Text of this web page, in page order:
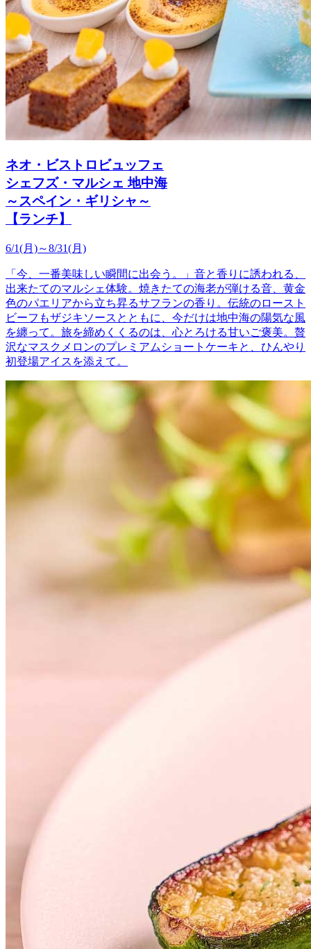
ネオ・ビストロビュッフェ
シェフズ・マルシェ 地中海
～スペイン・ギリシャ～
【ランチ】
6/1(月)～8/31(月)
「今、一番美味しい瞬間に出会う。」音と香りに誘われる、
出来たてのマルシェ体験。焼きたての海老が弾ける音、黄金
色のパエリアから立ち昇るサフランの香り。伝統のロースト
ビーフもザジキソースとともに、今だけは地中海の陽気な風
を纏って。旅を締めくくるのは、心とろける甘いご褒美。贅
沢なマスクメロンのプレミアムショートケーキと、ひんやり
初登場アイスを添えて。